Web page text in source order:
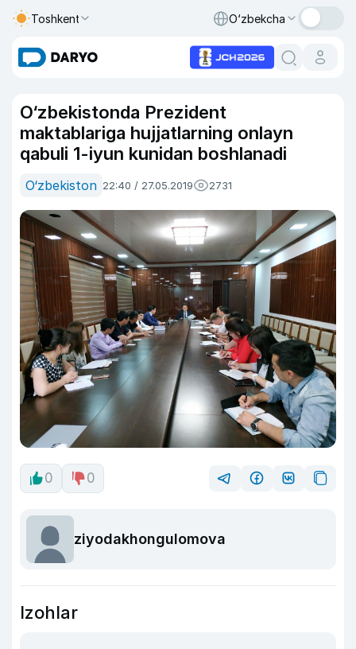
Toshkent O‘zbekcha
O‘zbekistonda Prezident
maktablariga hujjatlarning onlayn
qabuli 1-iyun kunidan boshlanadi
O‘zbekiston 22:40 / 27.05.2019 2731
0 0
ziyodakhongulomova
Izohlar